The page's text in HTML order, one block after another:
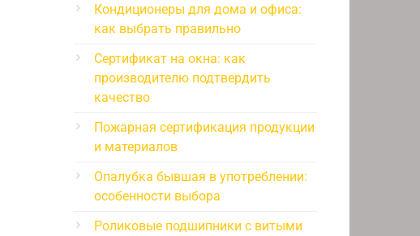
Кондиционеры для дома и офиса:
как выбрать правильно
Сертификат на окна: как
производителю подтвердить
качество
Пожарная сертификация продукции
и материалов
Опалубка бывшая в употреблении:
особенности выбора
Роликовые подшипники с витыми